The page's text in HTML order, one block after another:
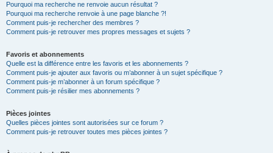
Pourquoi ma recherche ne renvoie aucun résultat ?
Pourquoi ma recherche renvoie à une page blanche ?!
Comment puis-je rechercher des membres ?
Comment puis-je retrouver mes propres messages et sujets ?
Favoris et abonnements
Quelle est la différence entre les favoris et les abonnements ?
Comment puis-je ajouter aux favoris ou m’abonner à un sujet spécifique ?
Comment puis-je m’abonner à un forum spécifique ?
Comment puis-je résilier mes abonnements ?
Pièces jointes
Quelles pièces jointes sont autorisées sur ce forum ?
Comment puis-je retrouver toutes mes pièces jointes ?